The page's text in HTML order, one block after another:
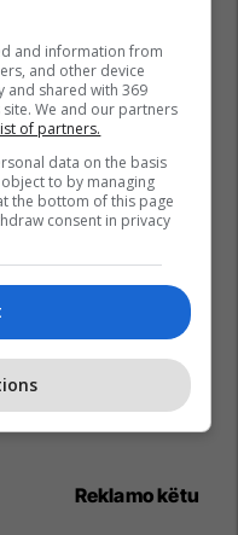
Reklamo këtu
and information from
and other device
and shared with 369
We and our partners
of partners.
data on the basis
to by managing
the bottom of this page
consent in privacy